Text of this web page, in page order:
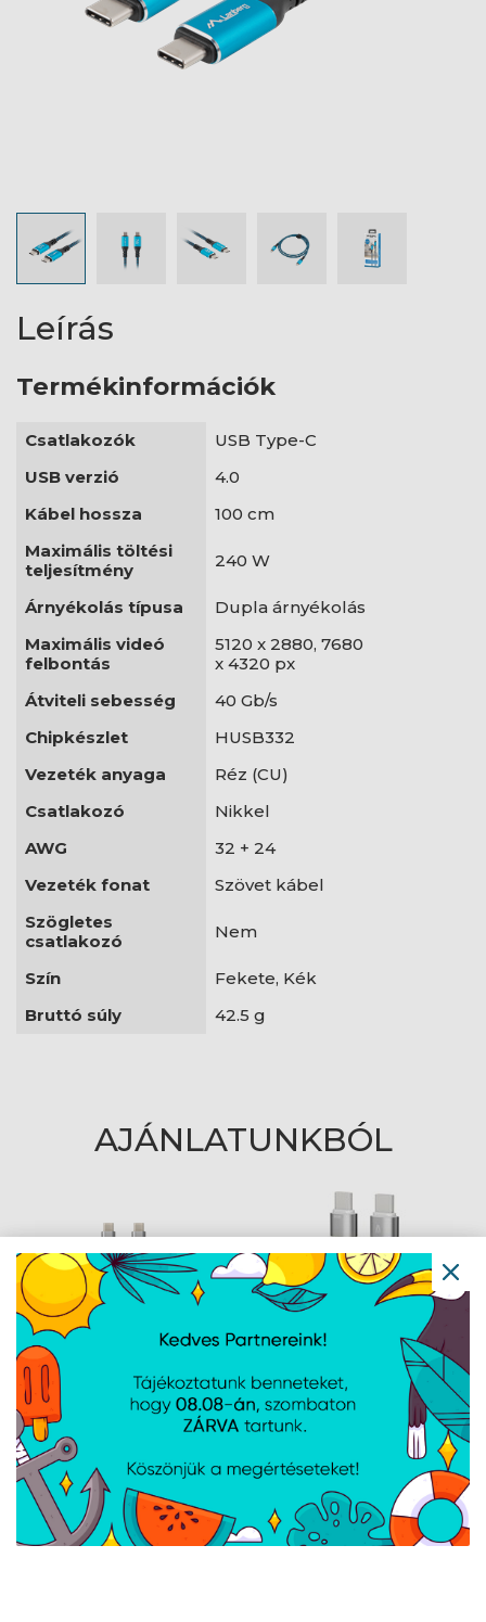
Leírás
Termékinformációk
Csatlakozók
USB Type-C
USB verzió
4.0
Kábel hossza
100 cm
Maximális töltési
teljesítmény
240 W
Árnyékolás típusa
Dupla árnyékolás
Maximális videó
felbontás
5120 x 2880, 7680
x 4320 px
Átviteli sebesség
40 Gb/s
Chipkészlet
HUSB332
Vezeték anyaga
Réz (CU)
Csatlakozó
Nikkel
AWG
32 + 24
Vezeték fonat
Szövet kábel
Szögletes
csatlakozó
Nem
Szín
Fekete, Kék
Bruttó súly
42.5 g
AJÁNLATUNKBÓL
AVAX CB302G STEELY
Type C-Type C 60W
gyorstöltő, sodorszálas
kábel, 3A, acélszürke -
1,5m
AVAX CB316 GLOWY
60W USB-C gyorstöltő
kábel, fehér - 1m